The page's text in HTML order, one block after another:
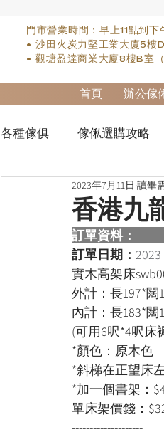
門市營業時間：早上11點到
• 沙田火炭力堅工業大廈5樓
• 觀塘盈達商業大廈8樓B室
首頁 辦公傢
各種傢俱 傢俬選購攻略
實木床類 櫃-衣櫃
床褥類
香港九
2023年7月11日 讀畢
訂單資料：
訂單日期：
實木高架床
外計：長197*闊
內計：長183*闊
(可用6呎*4呎床
*顏色：原木色
*斜梯在正望床
*加一個書架：
單床架價錢：
--------------------